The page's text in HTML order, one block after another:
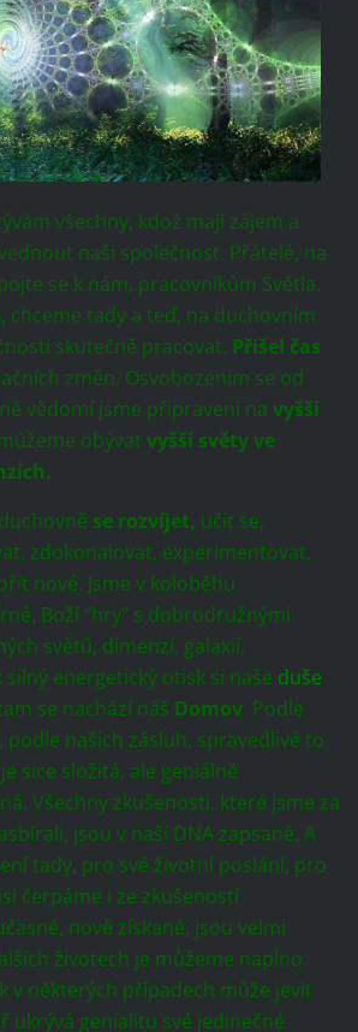
všechny, kdož mají zájem a
naši společnost. Přátelé, na
se k nám, pracovníkům Světla.
chceme tady a teď, na duchovním
skutečně pracovat. Přišel čas
změn. Osvobozením se od
vědomí jsme připraveni na vyšší
obývat vyšší světy ve
se rozvíjet, učit se,
zdokonalovat, experimentovat,
nové. Jsme v koloběhu
Boží "hry" s dobrodružnými
světů, dimenzí, galaxií,
energetický otisk si naše duše
se nachází náš Domov. Podle
podle našich zásluh, spravedlivé to
sice složitá, ale geniálně
Všechny zkušenosti, které jsme za
jsou v naší DNA zapsané. A
tady, pro své životní poslání, pro
čerpáme i ze zkušeností
nově získané, jsou velmi
životech je můžeme naplno
v některých případech může jevit
ukrývá genialitu své jedinečné